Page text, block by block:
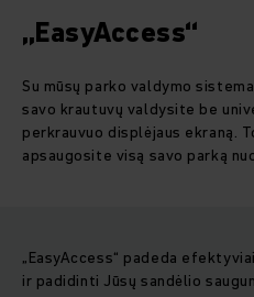
„EasyAccess“
Su mūsų parko valdymo
savo krautuvų valdysite be
perkrauvuo displėjaus ekraną.
apsaugosite visą savo parką
„EasyAccess“ padeda
ir padidinti Jūsų sandėlio